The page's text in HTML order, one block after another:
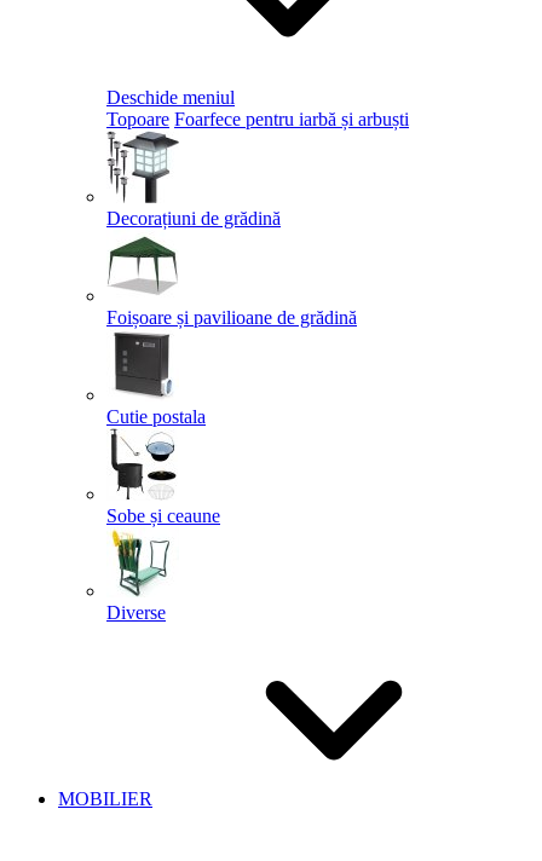
Deschide meniul
Topoare Foarfece pentru iarbă și arbuști
Decorațiuni de grădină
Foișoare și pavilioane de grădină
Cutie postala
Sobe și ceaune
Diverse
MOBILIER